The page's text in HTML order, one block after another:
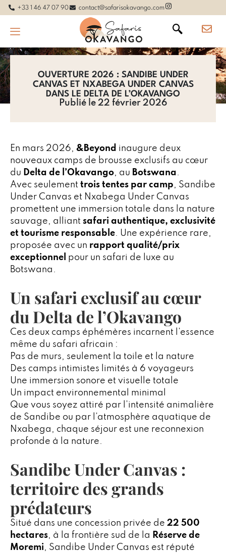
+33 1 46 47 07 90 contact@safarisokavango.com
OUVERTURE 2026 : SANDIBE UNDER
CANVAS ET NXABEGA UNDER CANVAS
DANS LE DELTA DE L’OKAVANGO
Publié le 22 février 2026
En mars 2026, &Beyond inaugure deux
nouveaux camps de brousse exclusifs au cœur
du Delta de l’Okavango, au Botswana.
Avec seulement trois tentes par camp, Sandibe
Under Canvas et Nxabega Under Canvas
promettent une immersion totale dans la nature
sauvage, alliant safari authentique, exclusivité
et tourisme responsable. Une expérience rare,
proposée avec un rapport qualité/prix
exceptionnel pour un safari de luxe au
Botswana.
Un safari exclusif au cœur
du Delta de l’Okavango
Ces deux camps éphémères incarnent l’essence
même du safari africain :
Pas de murs, seulement la toile et la nature
Des camps intimistes limités à 6 voyageurs
Une immersion sonore et visuelle totale
Un impact environnemental minimal
Que vous soyez attiré par l’intensité animalière
de Sandibe ou par l’atmosphère aquatique de
Nxabega, chaque séjour est une reconnexion
profonde à la nature.
Sandibe Under Canvas :
territoire des grands
prédateurs
Situé dans une concession privée de 22 500
hectares, à la frontière sud de la Réserve de
Moremi, Sandibe Under Canvas est réputé